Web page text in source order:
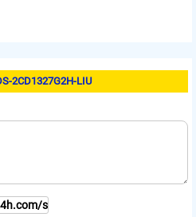
2CD1327G2H-LIU